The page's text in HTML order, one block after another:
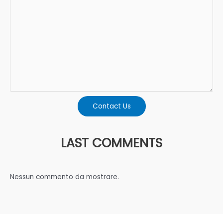
Contact Us
LAST COMMENTS
Nessun commento da mostrare.